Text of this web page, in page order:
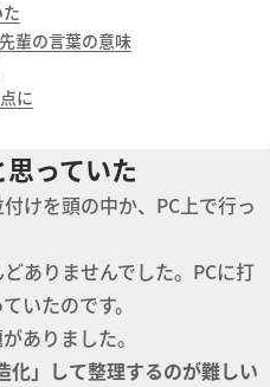
輩の言葉の意味
に
っていた
けを頭の中か、PC上で行っ
ありませんでした。PCに打
いたのです。
ありました。
化」して整理するのが難しい